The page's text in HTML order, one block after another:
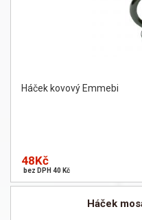
Háček kovový Emmebi
48Kč
bez DPH 40 Kč
Háček